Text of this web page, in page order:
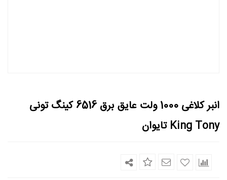
انبر کلاغی 1000 ولت عایق برق 6516 کینگ تونی
King Tony تایوان